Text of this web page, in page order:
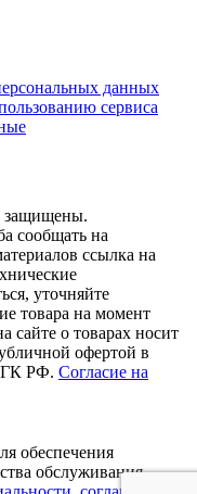
данных
сервиса
сообщать на
ссылка на
уточняйте
товара на момент
сайте о товарах носит
офертой в
ГК РФ. Согласие на
обеспечения
обслуживания.